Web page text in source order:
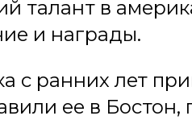
талант в
и награды.
с ранних лет
ее в Бостон,